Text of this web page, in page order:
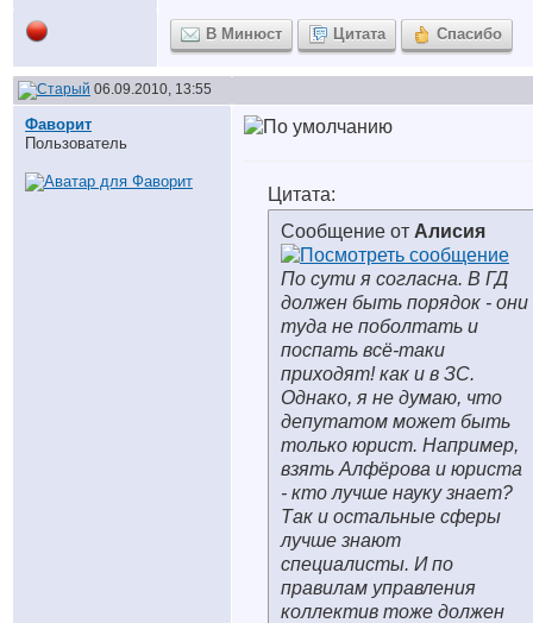
В Минюст Цитата Спасибо
06.09.2010, 13:55
Фаворит
Пользователь
Цитата:
Сообщение от Алисия
По сути я согласна. В ГД
должен быть порядок - они
туда не поболтать и
поспать всё-таки
приходят! как и в ЗС.
Однако, я не думаю, что
депутатом может быть
только юрист. Например,
взять Алфёрова и юриста
- кто лучше науку знает?
Так и остальные сферы
лучше знают
специалисты. И по
правилам управления
коллектив тоже должен